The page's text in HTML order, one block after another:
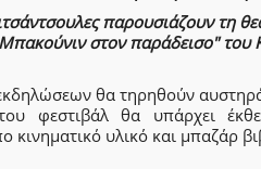
παρουσιάζουν τη
στον παράδεισο" του
θα τηρηθούν
φεστιβάλ θα υπάρχει
κινηματικό υλικό και μπαζάρ